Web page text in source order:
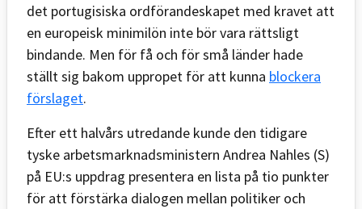
det portugisiska ordförandeskapet med kravet att
en europeisk minimilön inte bör vara rättsligt
bindande. Men för få och för små länder hade
ställt sig bakom uppropet för att kunna blockera
förslaget.
Efter ett halvårs utredande kunde den tidigare
tyske arbetsmarknadsministern Andrea Nahles (S)
på EU:s uppdrag presentera en lista på tio punkter
för att förstärka dialogen mellan politiker och